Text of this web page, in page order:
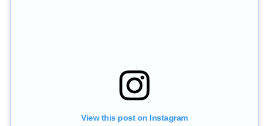
View this post on Instagram